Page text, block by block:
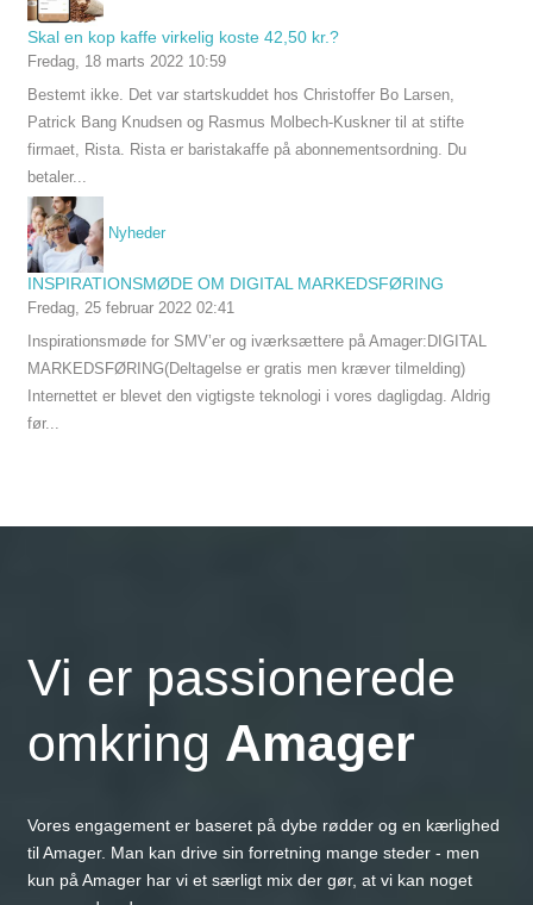
Skal en kop kaffe virkelig koste 42,50 kr.?
Fredag, 18 marts 2022 10:59
Bestemt ikke. Det var startskuddet hos Christoffer Bo Larsen,
Patrick Bang Knudsen og Rasmus Molbech-Kuskner til at stifte
firmaet, Rista. Rista er baristakaffe på abonnementsordning. Du
betaler...
Nyheder
INSPIRATIONSMØDE OM DIGITAL MARKEDSFØRING
Fredag, 25 februar 2022 02:41
Inspirationsmøde for SMV’er og iværksættere på Amager:DIGITAL
MARKEDSFØRING(Deltagelse er gratis men kræver tilmelding)
Internettet er blevet den vigtigste teknologi i vores dagligdag. Aldrig
før...
Vi er passionerede
omkring Amager
Vores engagement er baseret på dybe rødder og en kærlighed
til Amager. Man kan drive sin forretning mange steder - men
kun på Amager har vi et særligt mix der gør, at vi kan noget